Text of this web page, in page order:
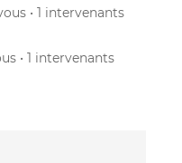
• 1 intervenants
• 1 intervenants